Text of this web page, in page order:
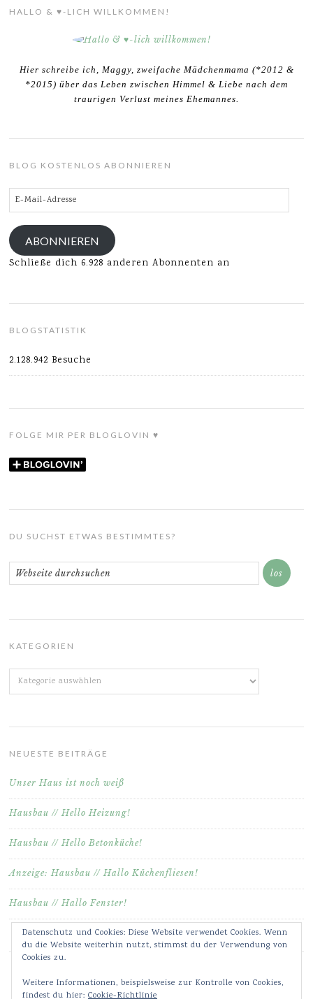
HALLO & ♥-LICH WILLKOMMEN!
Hier schreibe ich, Maggy, zweifache Mädchenmama (*2012 &
*2015) über das Leben zwischen Himmel & Liebe nach dem
traurigen Verlust meines Ehemannes.
BLOG KOSTENLOS ABONNIEREN
E-
Mail-
Adresse
ABONNIEREN
Schließe dich 6.928 anderen Abonnenten an
BLOGSTATISTIK
2.128.942 Besuche
FOLGE MIR PER BLOGLOVIN ♥
DU SUCHST ETWAS BESTIMMTES?
KATEGORIEN
Kategorien
NEUESTE BEITRÄGE
Unser Haus ist noch weiß
Hausbau // Hello Heizung!
Hausbau // Hello Betonküche!
Anzeige: Hausbau // Hallo Küchenfliesen!
Hausbau // Hallo Fenster!
Datenschutz und Cookies: Diese Website verwendet Cookies. Wenn
du die Website weiterhin nutzt, stimmst du der Verwendung von
Cookies zu.
Weitere Informationen, beispielsweise zur Kontrolle von Cookies,
findest du hier: Cookie-Richtlinie